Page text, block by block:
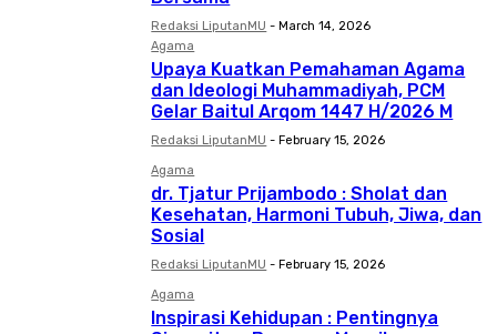
Redaksi LiputanMU - March 14, 2026
Agama
Upaya Kuatkan Pemahaman Agama
dan Ideologi Muhammadiyah, PCM
Gelar Baitul Arqom 1447 H/2026 M
Redaksi LiputanMU - February 15, 2026
Agama
dr. Tjatur Prijambodo : Sholat dan
Kesehatan, Harmoni Tubuh, Jiwa, dan
Sosial
Redaksi LiputanMU - February 15, 2026
Agama
Inspirasi Kehidupan : Pentingnya